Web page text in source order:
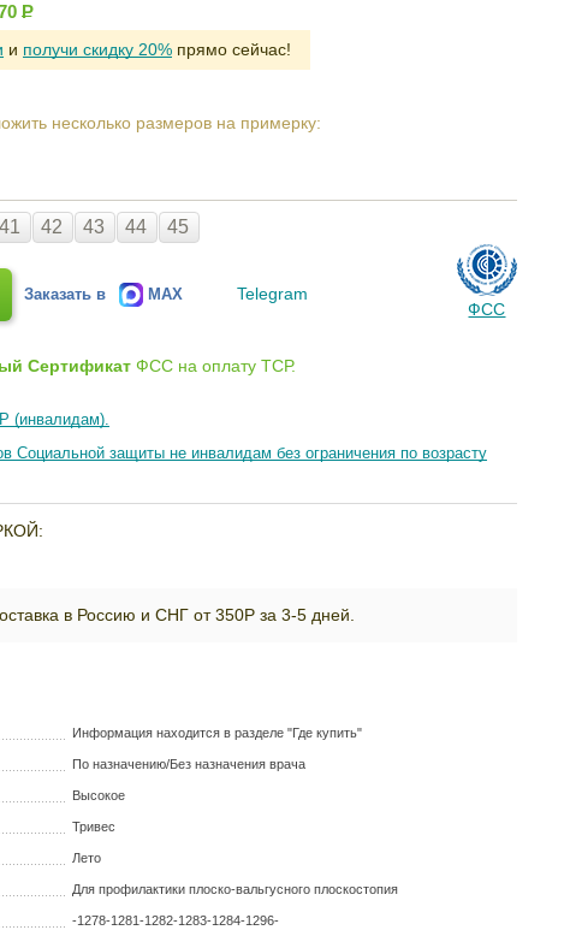
Р
и получи скидку 20% прямо сейчас!
несколько размеров на примерку:
41 42 43 44 45
Заказать в MAX Telegram
ФСС
Сертификат ФСС на оплату ТСР.
(инвалидам).
Социальной защиты не инвалидам без ограничения по возрасту
в Россию и СНГ от 350Р за 3-5 дней.
Информация находится в разделе "Где купить"
По назначению/Без назначения врача
Высокое
Тривес
Лето
Для профилактики плоско-вальгусного плоскостопия
-1278-1281-1282-1283-1284-1296-